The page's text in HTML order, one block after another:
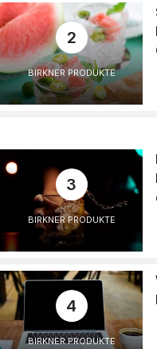
2
BIRKNER PRODUKTE
3
BIRKNER PRODUKTE
4
BIRKNER PRODUKTE